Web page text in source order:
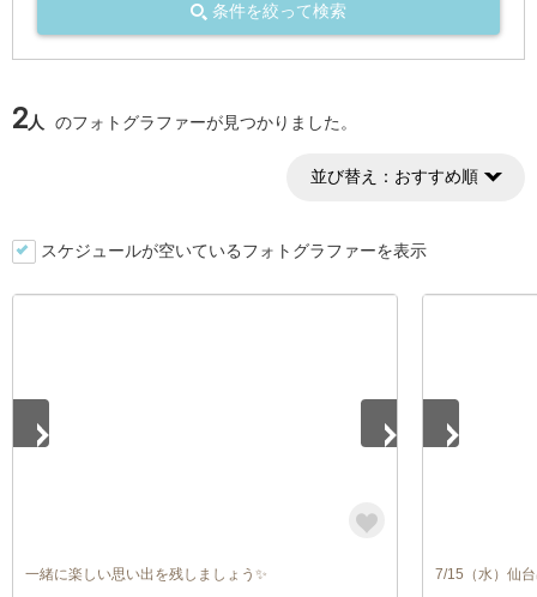
条件を絞って検索
2人 のフォトグラファーが見つかりました。
並び替え： おすすめ順
スケジュールが空いているフォトグラファーを表示
一緒に楽しい思い出を残しましょう✨ 7/15（水）仙